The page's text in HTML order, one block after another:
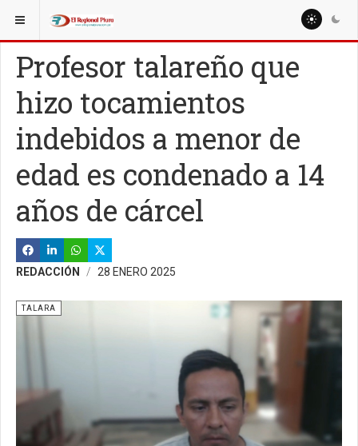
ESTÁ AQUÍ: REGIÓN PIURA
Profesor talareño que
hizo tocamientos
indebidos a menor de
edad es condenado a 14
años de cárcel
REDACCIÓN 28 ENERO 2025
TALARA